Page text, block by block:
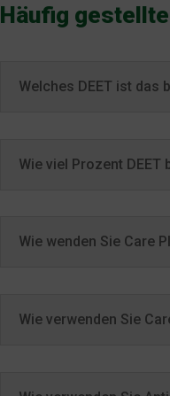
Häufig gestellte
Welches DEET ist das
Wie viel Prozent DEET
Wie wenden Sie Care
Wie verwenden Sie